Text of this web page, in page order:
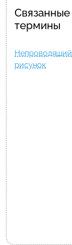
Связанные
термины
Непроводящий
рисунок